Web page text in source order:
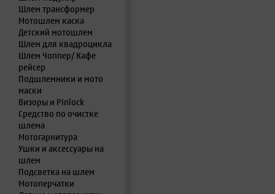
Шлем трансформер
Мотошлем каска
Детский мотошлем
Шлем для квадроцикла
Шлем Чоппер/ Кафе
рейсер
Подшлемники и мото
маски
Визоры и Pinlock
Средство по очистке
шлема
Мотогарнитура
Ушки и аксессуары на
шлем
Подсветка на шлем
Мотоперчатки